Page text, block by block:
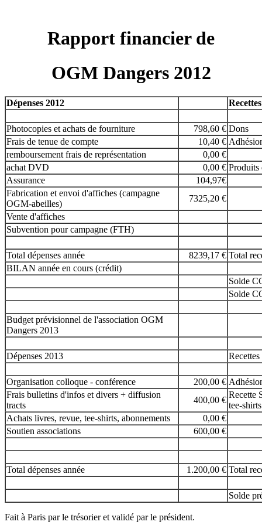
Rapport financier de
OGM Dangers 2012
Dépenses 2012
Photocopies et achats de fourniture 798,60 € Dons
Frais de tenue de compte
10,40 €
remboursement frais de représentation
0,00 €
achat DVD
0,00 € Produits
Assurance
104,97€
Fabrication et envoi d'affiches (campagne
OGM-abeilles)
7325,20 €
Vente d'affiches
Subvention pour campagne (FTH)
Total dépenses année 8239,17 € Total
BILAN année en cours (crédit)
Solde
Solde
Budget prévisionnel de l'association OGM
Dangers 2013
Dépenses 2013
Organisation colloque - conférence 200,00 €
Frais bulletins d'infos et divers + diffusion
tracts
400,00 €
Recette
tee-shirts
Achats livres, revue, tee-shirts, abonnements
0,00 €
Soutien associations
600,00 €
Total dépenses année 1.200,00 € Total
Solde
Fait à Paris par le trésorier et validé par le président.